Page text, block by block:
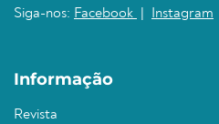
Siga-nos: Facebook Instagram
Informação
Revista